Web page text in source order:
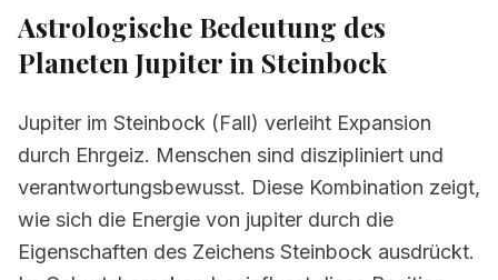
2. Verwandte Seiten
Astrologische Bedeutung des
Planeten Jupiter in Steinbock
Jupiter im Steinbock (Fall) verleiht Expansion
durch Ehrgeiz. Menschen sind diszipliniert und
verantwortungsbewusst. Diese Kombination zeigt,
wie sich die Energie von jupiter durch die
Eigenschaften des Zeichens Steinbock ausdrückt.